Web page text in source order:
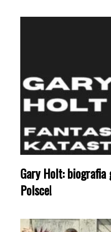
Gary Holt:
Polsce!